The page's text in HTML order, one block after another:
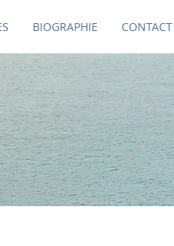
BIOGRAPHIE CONTACT